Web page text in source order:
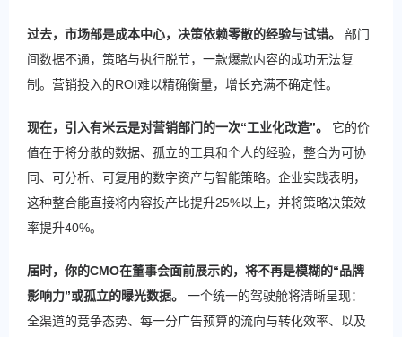
过去，市场部是成本中心，决策依赖零散的经验与试错。
​ 部门
间数据不通，策略与执行脱节，一款爆款内容的成功无法复
制。营销投入的ROI难以精确衡量，增长充满不确定性。
现在，引入有米云是对营销部门的一次“工业化改造”。
​ 它的价
值在于将分散的数据、孤立的工具和个人的经验，整合为可协
同、可分析、可复用的数字资产与智能策略。企业实践表明，
这种整合能直接将内容投产比提升25%以上，并将策略决策效
率提升40%。
届时，你的CMO在董事会面前展示的，将不再是模糊的“品牌
影响力”或孤立的曝光数据。
​ 一个统一的驾驶舱将清晰呈现：
全渠道的竞争态势、每一分广告预算的流向与转化效率、以及